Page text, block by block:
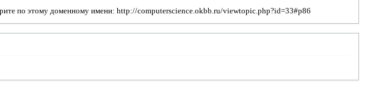
по этому доменному имени: http://computerscience.okbb.ru/viewtopic.php?id=33#p86